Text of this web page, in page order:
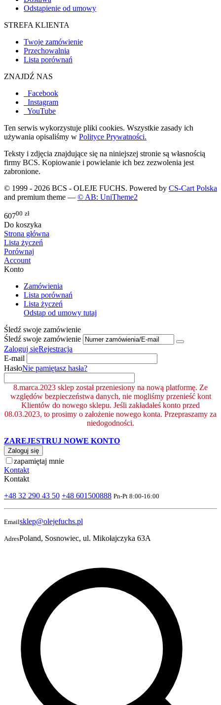
Odstąpienie od umowy
STREFA KLIENTA
Twoje zamówienie
Przechowalnia
Lista porównań
ZNAJDŹ NAS
Facebook
Instagram
YouTube
Ten serwis wykorzystuje pliki cookies. Wszystkie zasady ich
używania opisaliśmy w Polityce Prywatności.
Teksty i zdjęcia znajdujące się na niniejszej stronie są własnością
firmy BCS. Kopiowanie i powielanie ich bez zezwolenia jest
zabronione.
© 1999 - 2026 BCS - OLEJE FUCHS. Powered by CS-Cart Polska
and premium theme — © AB: UniTheme2
60700 zł
Do koszyka
Strona główna
Lista życzeń
Porównaj
Account
Konto
Zamówienia
Lista porównań
Lista życzeń
Odstąp od umowy tutaj
Śledź swoje zamówienie
Śledź swoje zamówienie
Zaloguj sięRejestracja
E-mail
HasłoNie pamiętasz hasła?
8.marca.2023 sklep został przeniesiony na nową platformę. Ze
względów bezpieczeństwa danych, nie mogliśmy przenieść kont
Klientów do nowego sklepu. Jeśli zakładałeś konto przed
08.03.2023, to prosimy o założenie nowego konta. Przepraszamy za
niedogodności.
ZAREJESTRUJ NOWE KONTO
Zaloguj się
zapamiętaj mnie
Kontakt
Kontakt
+48 32 290 43 50 +48 601500888 Pn-Pt 8:00-16:00
Emailsklep@olejefuchs.pl
AdresPoland, Sosnowiec, ul. Mikołajczyka 63A